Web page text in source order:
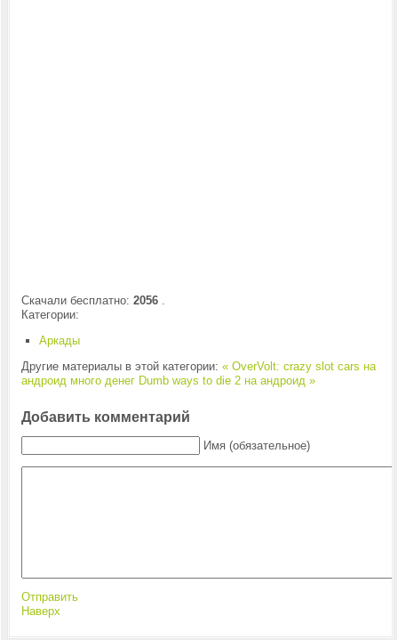
Скачали бесплатно: 2056.
Категории:
Аркады
Другие материалы в этой категории: « OverVolt: crazy slot cars на
андроид много денег Dumb ways to die 2 на андроид »
Добавить комментарий
Имя (обязательное)
Отправить
Наверх